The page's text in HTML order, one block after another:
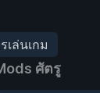
เล่นเกม
ศัตรู